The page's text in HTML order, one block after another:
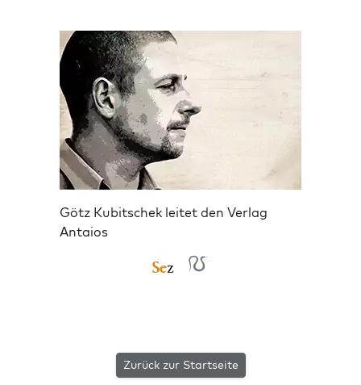
Götz Kubitschek leitet den Verlag
Antaios
Zurück zur Startseite